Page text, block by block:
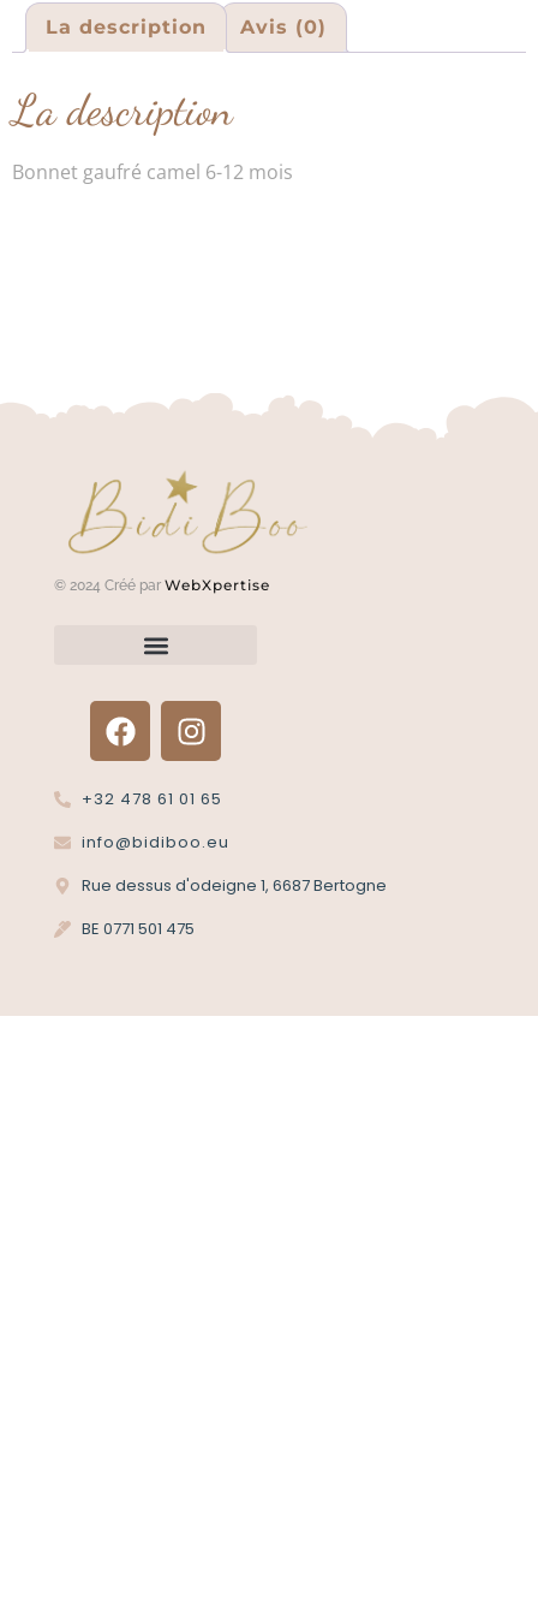
La description Avis (0)
La description
Bonnet gaufré camel 6-12 mois
© 2024 Créé par WebXpertise
+32 478 61 01 65
info@bidiboo.eu
Rue dessus d'odeigne 1, 6687 Bertogne
BE 0771 501 475